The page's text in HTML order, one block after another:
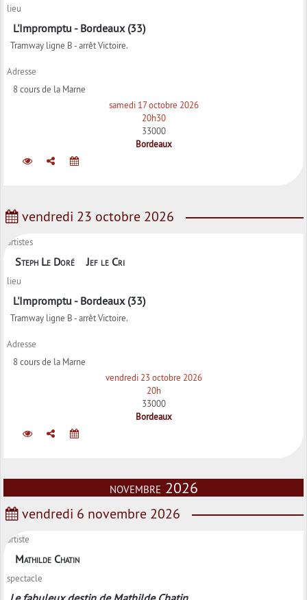
lieu
L'Impromptu - Bordeaux (33)
Tramway ligne B - arrêt Victoire.
Adresse
8 cours de la Marne
samedi 17 octobre 2026
20h30
33000
Bordeaux
vendredi 23 octobre 2026
artistes
Steph Le Doré Jef le Cri
lieu
L'Impromptu - Bordeaux (33)
Tramway ligne B - arrêt Victoire.
Adresse
8 cours de la Marne
vendredi 23 octobre 2026
20h
33000
Bordeaux
novembre 2026
vendredi 6 novembre 2026
artiste
Mathilde Chatin
spectacle